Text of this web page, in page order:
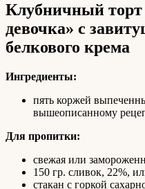
Клубничный
девочка» с
белкового крема
Ингредиенты:
пять коржей
вышеописанному
Для пропитки:
свежая или
150 гр. сливок, 22%,
стакан с горкой